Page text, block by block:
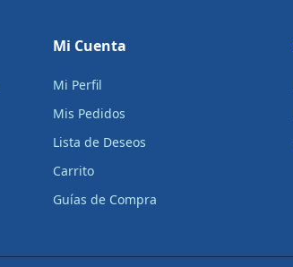
Mi Cuenta
Mi Perfil
Mis Pedidos
Lista de Deseos
Carrito
Guías de Compra